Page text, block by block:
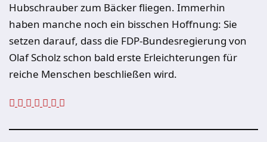
Hubschrauber zum Bäcker fliegen. Immerhin
haben manche noch ein bisschen Hoffnung: Sie
setzen darauf, dass die FDP-Bundesregierung von
Olaf Scholz schon bald erste Erleichterungen für
reiche Menschen beschließen wird.